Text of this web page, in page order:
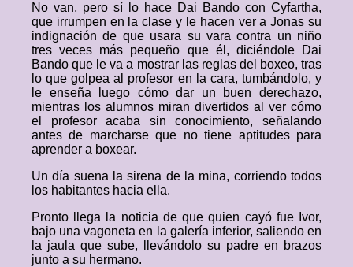
No van, pero sí lo hace Dai Bando con Cyfartha,
que irrumpen en la clase y le hacen ver a Jonas su
indignación de que usara su vara contra un niño
tres veces más pequeño que él, diciéndole Dai
Bando que le va a mostrar las reglas del boxeo, tras
lo que golpea al profesor en la cara, tumbándolo, y
le enseña luego cómo dar un buen derechazo,
mientras los alumnos miran divertidos al ver cómo
el profesor acaba sin conocimiento, señalando
antes de marcharse que no tiene aptitudes para
aprender a boxear.
Un día suena la sirena de la mina, corriendo todos
los habitantes hacia ella.
Pronto llega la noticia de que quien cayó fue Ivor,
bajo una vagoneta en la galería inferior, saliendo en
la jaula que sube, llevándolo su padre en brazos
junto a su hermano.